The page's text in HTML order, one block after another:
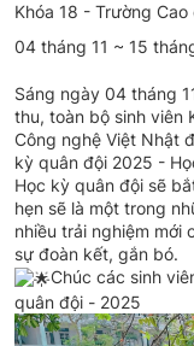
Khóa 18 - Trường
04 tháng 11 ~ 15
Sáng ngày 04 tháng
thu, toàn bộ sinh viên
Công nghệ Việt Nhật
kỳ quân đội 2025 -
Học kỳ quân đội sẽ
hẹn sẽ là một trong
nhiều trải nghiệm mới
sự đoàn kết, gắn bó.
Chúc các sinh
quân đội - 2025